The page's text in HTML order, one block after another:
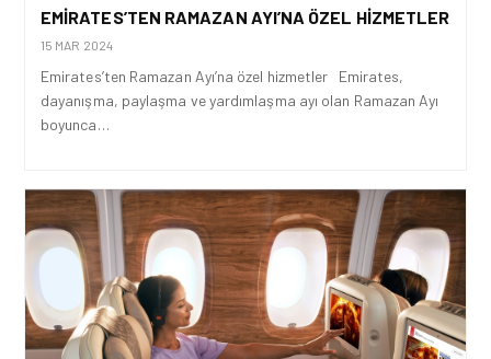
EMIRATES’TEN RAMAZAN AYI’NA ÖZEL HIZMETLER
15 MAR 2024
Emirates’ten Ramazan Ayı’na özel hizmetler Emirates,
dayanışma, paylaşma ve yardımlaşma ayı olan Ramazan Ayı
boyunca…